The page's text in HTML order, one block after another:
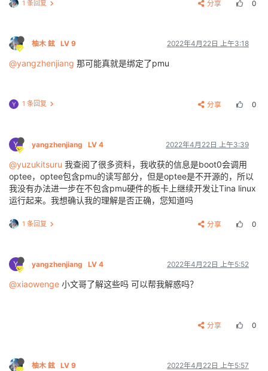
1 条回复 分享 0
柚木 鉉 LV 9 2022年4月22日 上午3:18
@yangzhenjiang 那可能真就是绑定了pmu
Y 1 条回复 分享 0
Y yangzhenjiang LV 4 2022年4月22日 上午3:39
@yuzukitsuru 我查阅了很多资料，我收获的信息是boot0会调用
optee，optee包含pmu的读写部分，但是optee是不开源的，所以
我没有办法进一步在不包含pmu硬件的板卡上继续开发让Tina linux
运行起来。我想确认我的理解是否正确，您知道吗
1 条回复 分享 0
Y yangzhenjiang LV 4 2022年4月22日 上午5:52
@xiaowenge 小文哥了解这些吗 可以帮我解惑吗？
分享 0
柚木 鉉 LV 9 2022年4月22日 上午5:57